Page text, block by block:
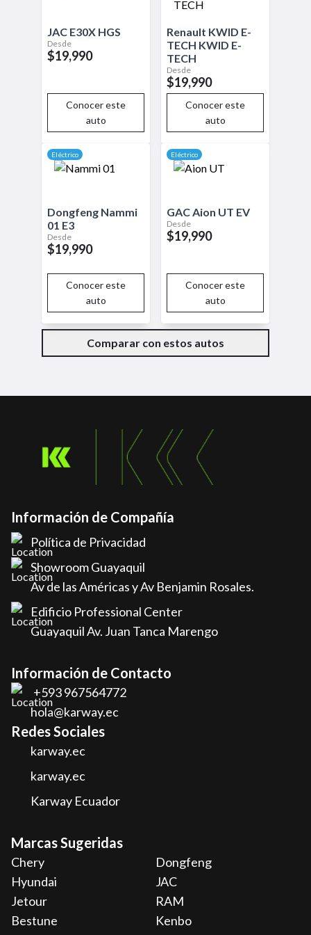
JAC E30X HGS
Desde
$19,990
Conocer este
auto
Renault KWID E-
TECH KWID E-
TECH
Desde
$19,990
Conocer este
auto
Eléctrico
Dongfeng Nammi
01 E3
Desde
$19,990
Conocer este
auto
Eléctrico
GACAion UT EV
Desde
$19,990
Conocer este
auto
Comparar con estos autos
Información de Compañía
Política de Privacidad
Showroom Guayaquil
Av de las Américas y Av Benjamin Rosales.
Edificio Professional Center
Guayaquil Av. Juan Tanca Marengo
Información de Contacto
+593 967564772
hola@karway.ec
Redes Sociales
karway.ec
karway.ec
Karway Ecuador
Marcas Sugeridas
Chery
Dongfeng
Hyundai
JAC
Jetour
RAM
Bestune
Kenbo